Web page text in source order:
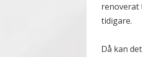
renoverat
tidigare.
Då kan